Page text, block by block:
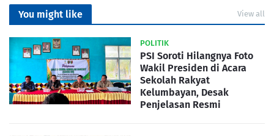
You might like View all
POLITIK
PSI Soroti Hilangnya Foto
Wakil Presiden di Acara
Sekolah Rakyat
Kelumbayan, Desak
Penjelasan Resmi